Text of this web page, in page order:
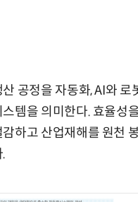
공정을 자동화, AI와 로
템을 의미한다. 효율성
하고 산업재해를 원천